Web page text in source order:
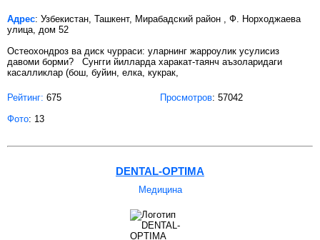
Адрес: Узбекистан, Ташкент, Мирабадский район , Ф. Норходжаева
улица, дом 52
Остеохондроз ва диск чурраси: уларнинг жарроулик усулисиз
давоми борми? Сунгги йилларда харакат-таянч аъзоларидаги
касалликлар (бош, буйин, елка, кукрак,
Рейтинг: 675 Просмотров: 57042
Фото: 13
DENTAL-OPTIMA
Медицина